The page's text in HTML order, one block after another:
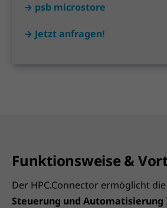
→ psb microstore
→ Jetzt anfragen!
Funktionsweise &
Der HPC.Connector ermöglicht die
Steuerung und Automatisierung